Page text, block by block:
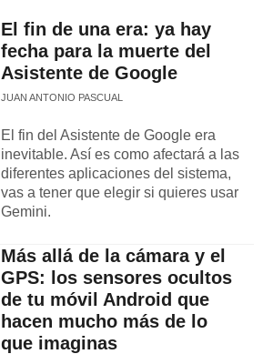
El fin de una era: ya hay
fecha para la muerte del
Asistente de Google
JUAN ANTONIO PASCUAL
El fin del Asistente de Google era
inevitable. Así es como afectará a las
diferentes aplicaciones del sistema,
vas a tener que elegir si quieres usar
Gemini.
Más allá de la cámara y el
GPS: los sensores ocultos
de tu móvil Android que
hacen mucho más de lo
que imaginas